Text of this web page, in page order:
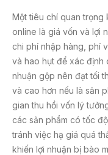
Một tiêu chí quan trọng
online là giá vốn và lợi
chi phí nhập hàng, phí
và hao hụt để xác định
nhuận gộp nên đạt tối
và cao hơn nếu là sản
gian thu hồi vốn lý
các sản phẩm có tốc
tránh việc hạ giá quá
khiến lợi nhuận bị bào